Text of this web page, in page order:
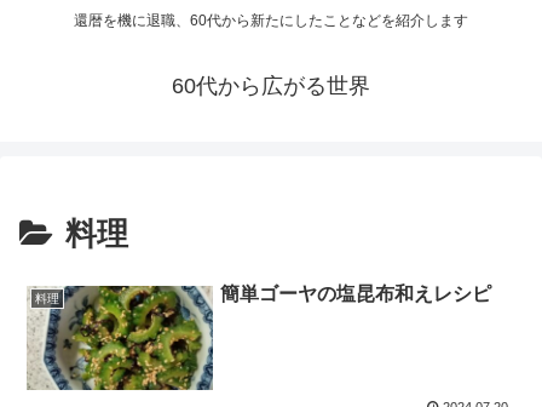
還暦を機に退職、60代から新たにしたことなどを紹介します
60代から広がる世界
料理
料理 簡単ゴーヤの塩昆布和えレシピ